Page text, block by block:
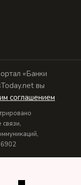
«Банки
вы
соглашением